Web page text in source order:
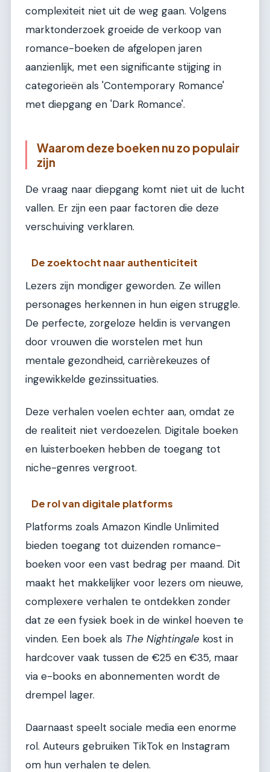
complexiteit niet uit de weg gaan. Volgens
marktonderzoek groeide de verkoop van
romance-boeken de afgelopen jaren
aanzienlijk, met een significante stijging in
categorieën als 'Contemporary Romance'
met diepgang en 'Dark Romance'.
Waarom deze boeken nu zo populair
zijn
De vraag naar diepgang komt niet uit de lucht
vallen. Er zijn een paar factoren die deze
verschuiving verklaren.
De zoektocht naar authenticiteit
Lezers zijn mondiger geworden. Ze willen
personages herkennen in hun eigen struggle.
De perfecte, zorgeloze heldin is vervangen
door vrouwen die worstelen met hun
mentale gezondheid, carrièrekeuzes of
ingewikkelde gezinssituaties.
Deze verhalen voelen echter aan, omdat ze
de realiteit niet verdoezelen. Digitale boeken
en luisterboeken hebben de toegang tot
niche-genres vergroot.
De rol van digitale platforms
Platforms zoals Amazon Kindle Unlimited
bieden toegang tot duizenden romance-
boeken voor een vast bedrag per maand. Dit
maakt het makkelijker voor lezers om nieuwe,
complexere verhalen te ontdekken zonder
dat ze een fysiek boek in de winkel hoeven te
vinden. Een boek als The Nightingale kost in
hardcover vaak tussen de €25 en €35, maar
via e-books en abonnementen wordt de
drempel lager.
Daarnaast speelt sociale media een enorme
rol. Auteurs gebruiken TikTok en Instagram
om hun verhalen te delen.